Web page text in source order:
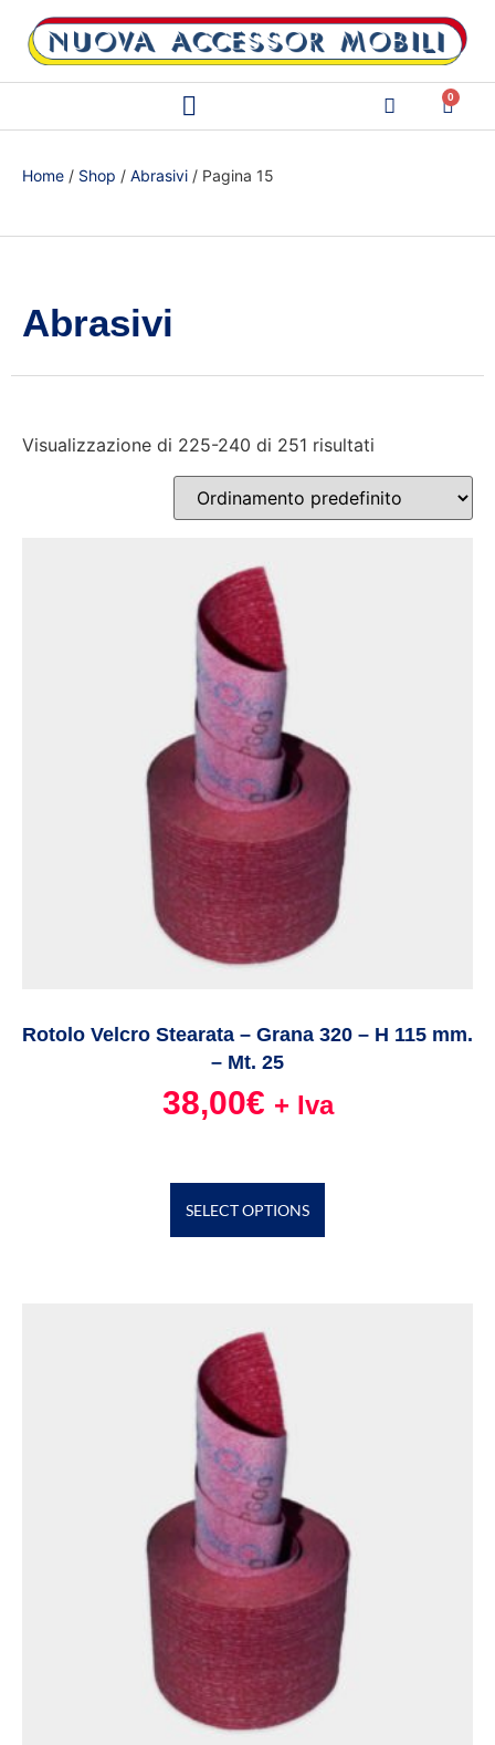
0
Home / Shop / Abrasivi / Pagina 15
Abrasivi
Visualizzazione di 225-240 di 251 risultati
Rotolo Velcro Stearata – Grana 320 – H 115 mm.
– Mt. 25
38,00€ + Iva
SELECT OPTIONS